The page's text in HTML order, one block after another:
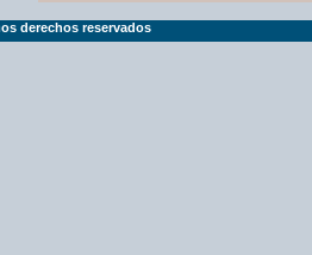
derechos reservados